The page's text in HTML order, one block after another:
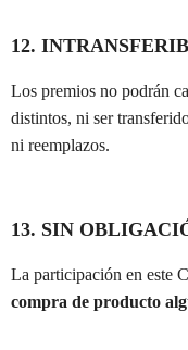
12.
Los premios no podrán
distintos, ni ser
ni reemplazos.
13. SIN
La participación en este
compra de producto